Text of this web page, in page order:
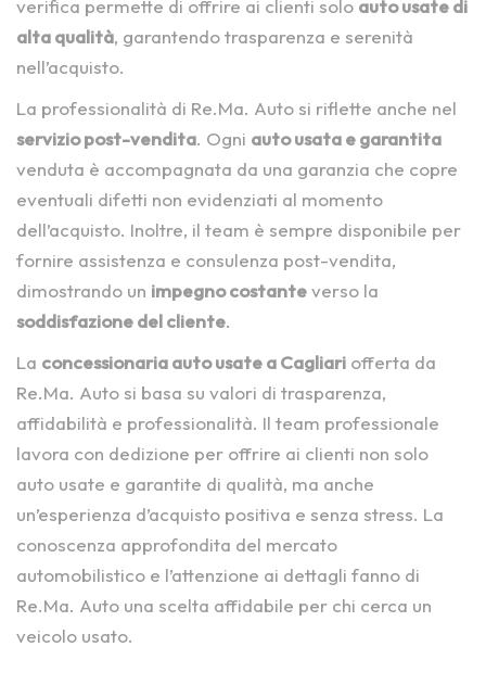
verifica permette di offrire ai clienti solo auto usate di
alta qualità, garantendo trasparenza e serenità
nell’acquisto.
La professionalità di Re.Ma. Auto si riflette anche nel
servizio post-vendita. Ogni auto usata e garantita
venduta è accompagnata da una garanzia che copre
eventuali difetti non evidenziati al momento
dell’acquisto. Inoltre, il team è sempre disponibile per
fornire assistenza e consulenza post-vendita,
dimostrando un impegno costanteverso la
soddisfazione del cliente.
La concessionaria auto usate a Cagliari offerta da
Re.Ma. Auto si basa su valori di trasparenza,
affidabilità e professionalità. Il team professionale
lavora con dedizione per offrire ai clienti non solo
auto usate e garantite di qualità, ma anche
un’esperienza d’acquisto positiva e senza stress. La
conoscenza approfondita del mercato
automobilistico e l’attenzione ai dettagli fanno di
Re.Ma. Auto una scelta affidabile per chi cerca un
veicolo usato.